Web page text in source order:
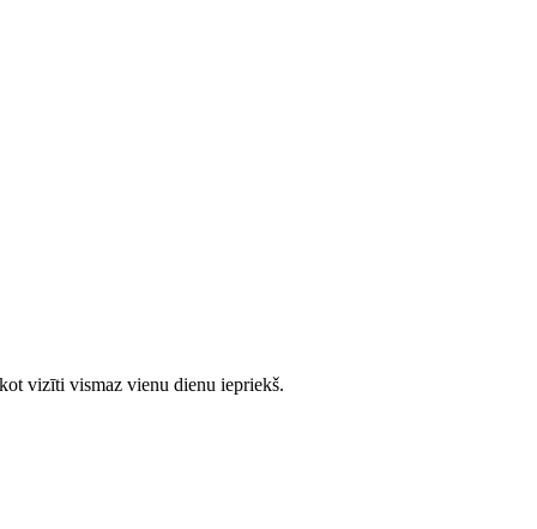
vizīti vismaz vienu dienu iepriekš.